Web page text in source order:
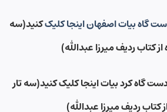
گاه بیات اصفهان اینجا کلیککنید(سه
از کتاب ردیف میرزا عبدالله)
گاه کرد بیات اینجا کلیک کنید(سه تار
کتاب ردیف میرزا عبدالله)